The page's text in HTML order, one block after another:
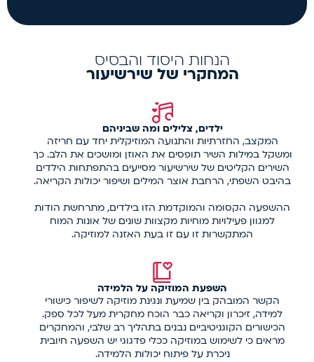
הנחות היסוד והבסיס
המחקרי של שירשיעור
ילדים, צלילים ומה שביניהם
המקצב, החזרתיות והתנועה המוזיקלית יחד עם חריזה
ומשקל במילות השיר תופסים את האוזן ומושכים את הלב. כך
השירים הקליטים של שירשיעור מסייעים בהתפתחות הילדים
בהיבט השפתי, הרחבת אוצר המילים ושיפור יכולות הקריאה.
ההשפעה הקסומה והמוקדמת הזו בילדים, מתרחשת הודות
למגוון פעילויות מוחיות מקצוות שונים של אונות המוח
המתקשרות זו עם זו בעת האזנה למוזיקה.
השפעת המוזיקה על הלמידה
הקשר המובהק בין שמיעת ונגינת מוזיקה לשיפור כישורי
למידה, זיכרון וקריאה כבר הוכח מחקרית מעל לכל ספק.
הכישורים הקוגניטיביים נבנים בתהליך רב שלבי, והמחקרים
מראים כי לשימוש במוזיקה ככלי פדגוגי יש השפעה חיובית
ניכרת על פיתוח יכולות הלמידה.